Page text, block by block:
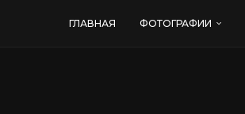
ГЛАВНАЯ ФОТОГРАФИИ